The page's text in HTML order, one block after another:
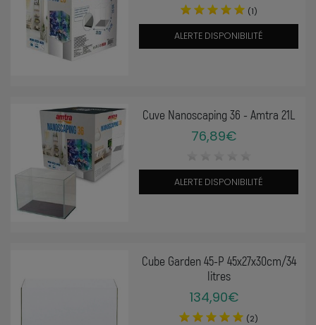
(1)
ALERTE DISPONIBILITÉ
Cuve Nanoscaping 36 - Amtra 21L
76,89€
ALERTE DISPONIBILITÉ
Cube Garden 45-P 45x27x30cm/34
litres
134,90€
(2)